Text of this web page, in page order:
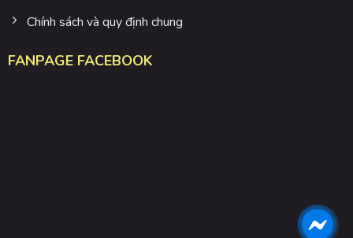
Chính sách và quy định chung
FANPAGE FACEBOOK